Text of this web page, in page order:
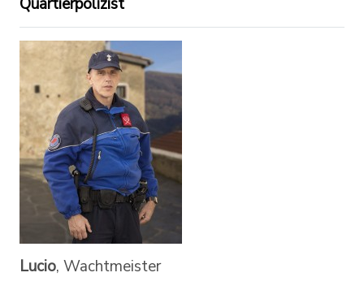
Lucio, Wachtmeister